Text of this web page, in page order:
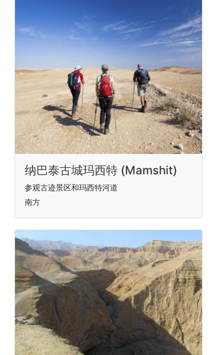
纳巴泰古城玛西特 (Mamshit)
参观古迹景区和玛西特河道
南方